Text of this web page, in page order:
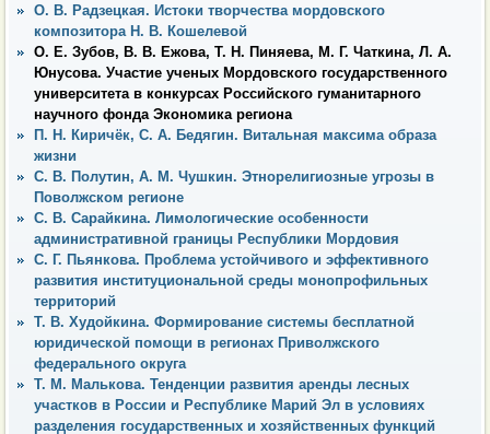
О. В. Радзецкая. Истоки творчества мордовского
композитора Н. В. Кошелевой
О. Е. Зубов, В. В. Ежова, Т. Н. Пиняева, М. Г. Чаткина, Л. А.
Юнусова. Участие ученых Мордовского государственного
университета в конкурсах Российского гуманитарного
научного фонда Экономика региона
П. Н. Киричёк, С. А. Бедягин. Витальная максима образа
жизни
С. В. Полутин, А. М. Чушкин. Этнорелигиозные угрозы в
Поволжском регионе
С. В. Сарайкина. Лимологические особенности
административной границы Республики Мордовия
С. Г. Пьянкова. Проблема устойчивого и эффективного
развития институциональной среды монопрофильных
территорий
Т. В. Худойкина. Формирование системы бесплатной
юридической помощи в регионах Приволжского
федерального округа
Т. М. Малькова. Тенденции развития аренды лесных
участков в России и Республике Марий Эл в условиях
разделения государственных и хозяйственных функций